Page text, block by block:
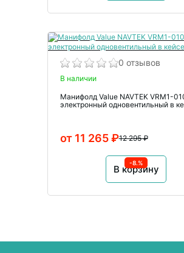
0 отзывов
В наличии
Манифолд Value NAVTEK VRM1-
электронный одновентильный в
12 295 ₽
от 11 265 ₽
В корзину
-8.%